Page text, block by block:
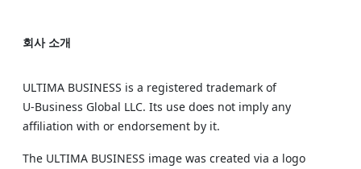
회사 소개
ULTIMA BUSINESS is a registered trademark of
U‑Business Global LLC. Its use does not imply any
affiliation with or endorsement by it.
The ULTIMA BUSINESS image was created via a logo